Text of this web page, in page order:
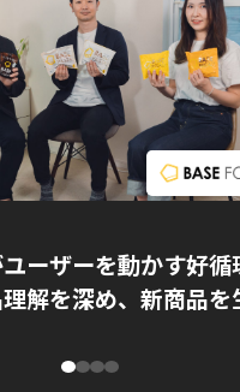
お問い合わせ
ーザーを動かす好循
解を深め、新商品を